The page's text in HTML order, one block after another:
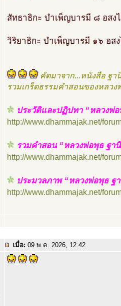
สัทธาธิกะ บำเพ็ญบารมี ๘ อส
วิริยาธิกะ บำเพ็ญบารมี ๑๖ อ
คัดมาจาก...หนังสือ ฐ
รวมเกร็ดธรรมคำสอนของหลว
ประวัติและปฏิปทา “หลวงพ่
http://www.dhammajak.net/
รวมคำสอน “หลวงพ่อพุธ ฐา
http://www.dhammajak.net/
ประมวลภาพ “หลวงพ่อพุธ ฐ
http://www.dhammajak.net/
เมื่อ: 09 พ.ค. 2026, 12:42